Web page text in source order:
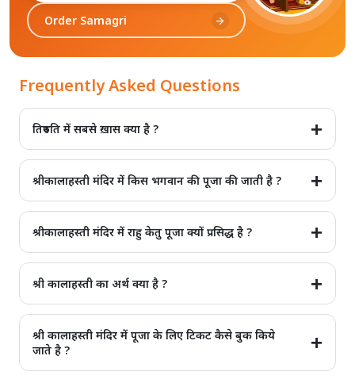
Order Samagri arrow_forward
Frequently Asked Questions
तिरुपति में सबसे ख़ास क्या है ?
इस मंदिर में भगवान वेंकटेश्वर की प्रतिमा बहुत ही ख़ास और आलोकिक है|
श्रीकालाहस्ती मंदिर में किस भगवान की पूजा की जाती है ?
इस मंदिर में भगवान शिव की पूजा की जाती है|
श्रीकालाहस्ती मंदिर में राहु केतु पूजा क्यों प्रसिद्ध है ?
ऐसा माना जाता है कि इस पूजा को करने से लोगों को राहु और केतु के ज्योतिषीय
प्रभावों से बचाया जा सकता है|
श्री कालाहस्ती का अर्थ क्या है ?
यह नाम भगवान शिव के कट्टर भक्तों के नाम पर रखा गया है| जिनमे मकड़ी(श्री),
सर्प(काल), और हाथी(हस्ती) शामिल है|
श्री कालाहस्ती मंदिर में पूजा के लिए टिकट कैसे बुक किये
जाते है ?